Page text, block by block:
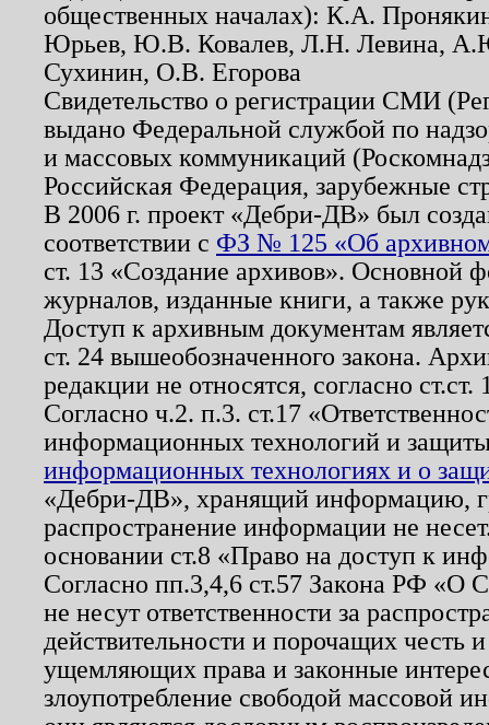
общественных началах): К.А.
Юрьев, Ю.В. Ковалев, Л.Н. Левина,
Сухинин, О.В. Егорова
Свидетельство о регистрации СМИ
выдано Федеральной службой по
и массовых коммуникаций
Российская Федерация, зарубежные
В 2006 г. проект «Дебри-ДВ» был
соответствии с ФЗ № 125 «Об
ст. 13 «Создание архивов». Основной
журналов, изданные книги, а также
Доступ к архивным документам
ст. 24 вышеобозначенного закона.
редакции не относятся, согласно
Согласно ч.2. п.3. ст.17
информационных технологий и
информационных технологиях и о
«Дебри-ДВ», хранящий информацию,
распространение информации не
основании ст.8 «Право на доступ к
Согласно пп.3,4,6 ст.57 Закона РФ «О
не несут ответственности за
действительности и порочащих честь
ущемляющих права и законные
злоупотребление свободой массовой